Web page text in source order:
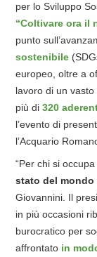
per lo Sviluppo
“Coltivare ora il
punto
sostenibile
europeo, oltre a
lavoro di un
più di 320
l’evento di
l’Acquario
“Per chi si
stato del mondo
Giovannini. Il
in più occasioni
burocratico per
affrontato in